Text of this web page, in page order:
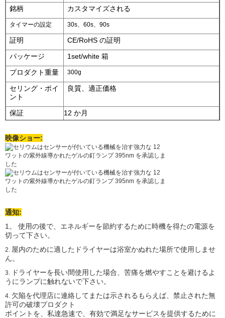
銘柄 カスタマイズされる
タイマーの設定 30s、60s、90s
証明
CE/RoHS の証明
パッケージ
1set/white 箱
プロダクト重量
300g
セリング・ポイ
ント
良質、適正価格
保証 12 か月
映像ショー:
通知:
1。 使用の後で、エネルギーを節約するために時機を得たの電源を
切って下さい。
2. 屋内のために適したドライヤーは浴室かぬれた場所で使用しませ
ん。
3. ドライヤーを長い間使用した場合、苦痛を燃やすことを避けるよ
うにランプに触れないで下さい。
4. 欠陥を代理店に連絡してまたは示されるもらえば、禁止された無
許可の破壊プロダクト
ポイントを、私達急速で、有効で満足なサービスを提供するために